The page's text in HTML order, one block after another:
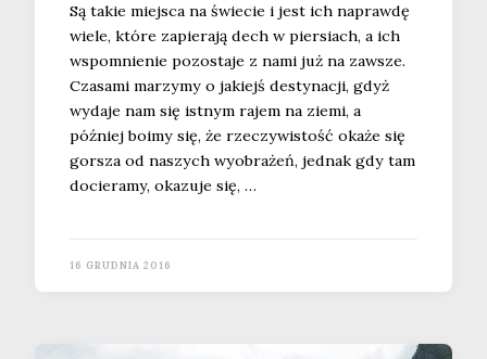
Są takie miejsca na świecie i jest ich naprawdę
wiele, które zapierają dech w piersiach, a ich
wspomnienie pozostaje z nami już na zawsze.
Czasami marzymy o jakiejś destynacji, gdyż
wydaje nam się istnym rajem na ziemi, a
później boimy się, że rzeczywistość okaże się
gorsza od naszych wyobrażeń, jednak gdy tam
docieramy, okazuje się, …
16 GRUDNIA 2016